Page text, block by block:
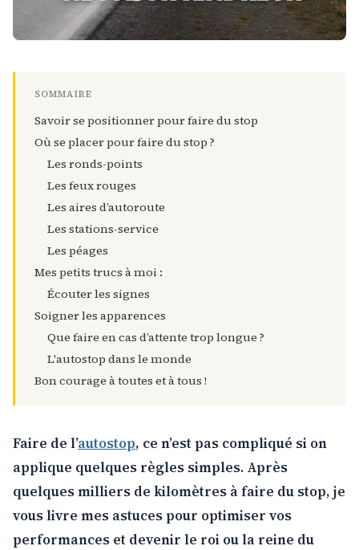
SOMMAIRE
Savoir se positionner pour faire du stop
Où se placer pour faire du stop ?
Les ronds-points
Les feux rouges
Les aires d’autoroute
Les stations-service
Les péages
Mes petits trucs à moi :
Écouter les signes
Soigner les apparences
Que faire en cas d’attente trop longue ?
L'autostop dans le monde
Bon courage à toutes et à tous !
Faire de l’autostop, ce n’est pas compliqué si on
applique quelques règles simples. Après
quelques milliers de kilomètres à faire du stop, je
vous livre mes astuces pour optimiser vos
performances et devenir le roi ou la reine du